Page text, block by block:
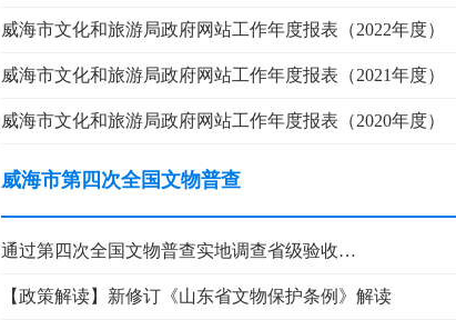
威海市文化和旅游局政府网站工作年度报表（2022年度）
威海市文化和旅游局政府网站工作年度报表（2021年度）
​威海市文化和旅游局政府网站工作年度报表（2020年度）
威海市第四次全国文物普查
通过第四次全国文物普查实地调查省级验收
我市新发现不可移动文物1640余处
【政策解读】新修订《山东省文物保护条例》解读